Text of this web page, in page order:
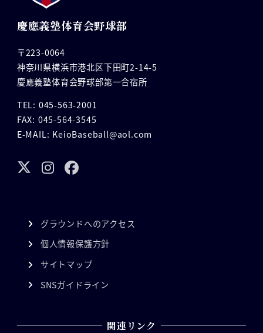
慶應義塾体育会野球部
〒223-0064
神奈川県横浜市港北区下田町2-14-5
慶應義塾体育会野球部第一合宿所
TEL: 045-563-2001
FAX: 045-564-3545
E-MAIL: KeioBaseball@aol.com
グラウンドへのアクセス
個人情報保護方針
サイトマップ
SNSガイドライン
関連リンク